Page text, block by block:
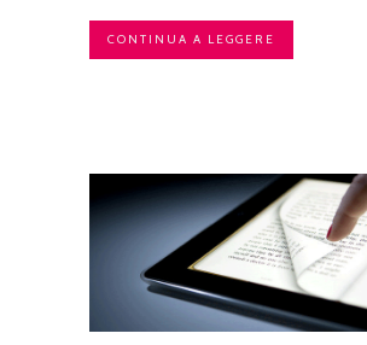
CONTINUA A LEGGERE